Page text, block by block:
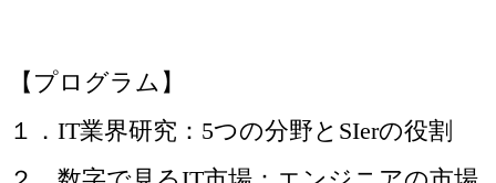
【プログラム】
１．IT業界研究：5つの分野とSIerの役割